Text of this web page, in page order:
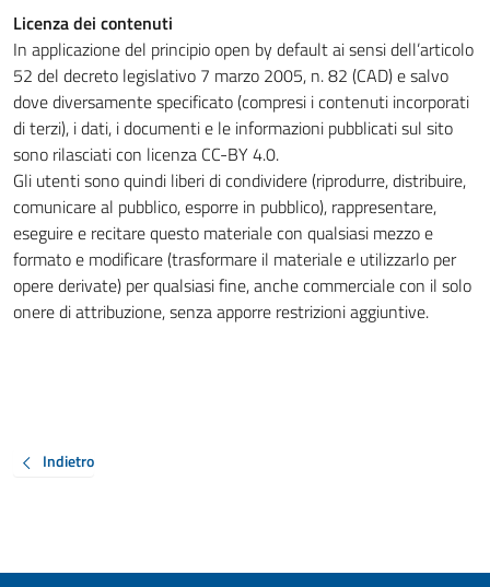
Licenza dei contenuti
In applicazione del principio open by default ai sensi dell’articolo
52 del decreto legislativo 7 marzo 2005, n. 82 (CAD) e salvo
dove diversamente specificato (compresi i contenuti incorporati
di terzi), i dati, i documenti e le informazioni pubblicati sul sito
sono rilasciati con licenza CC-BY 4.0.
Gli utenti sono quindi liberi di condividere (riprodurre, distribuire,
comunicare al pubblico, esporre in pubblico), rappresentare,
eseguire e recitare questo materiale con qualsiasi mezzo e
formato e modificare (trasformare il materiale e utilizzarlo per
opere derivate) per qualsiasi fine, anche commerciale con il solo
onere di attribuzione, senza apporre restrizioni aggiuntive.
Indietro